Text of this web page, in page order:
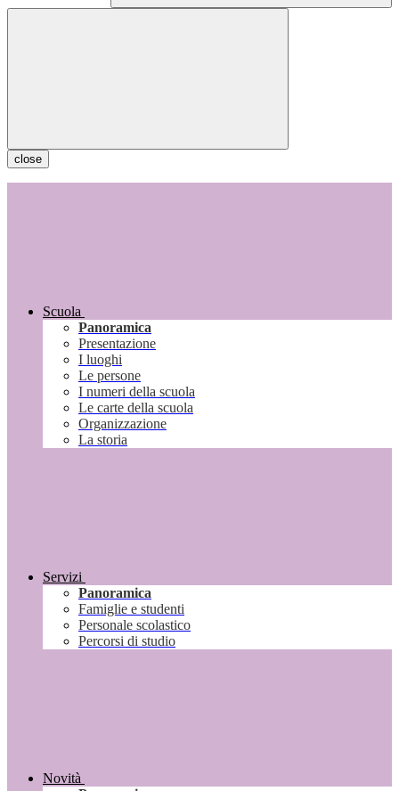
close
Scuola
Panoramica
Presentazione
I luoghi
Le persone
I numeri della scuola
Le carte della scuola
Organizzazione
La storia
Servizi
Panoramica
Famiglie e studenti
Personale scolastico
Percorsi di studio
Novità